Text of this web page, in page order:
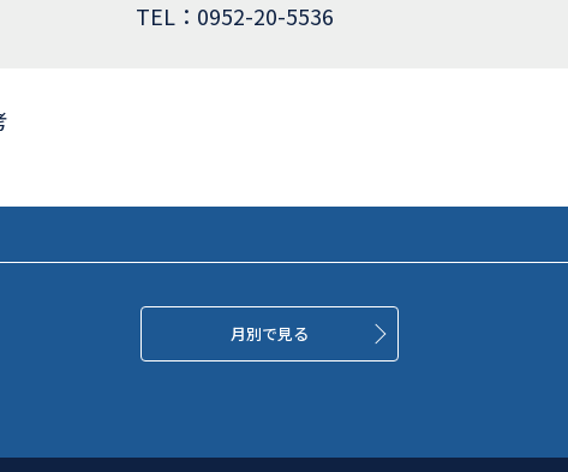
TEL：0952-20-5536
月別で見る